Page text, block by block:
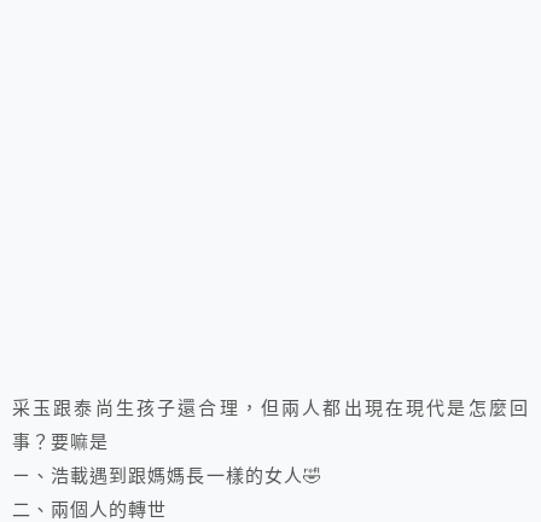
采玉跟泰尚生孩子還合理，但兩人都出現在現代是怎麼回
事？要嘛是
ㄧ、浩載遇到跟媽媽長一樣的女人🤣
二、兩個人的轉世